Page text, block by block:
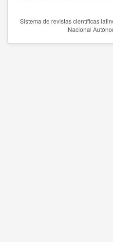
Sistema de revistas científicas
Nacional